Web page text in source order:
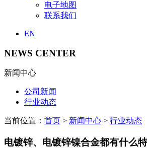
电子地图
联系我们
EN
NEWS CENTER
新闻中心
公司新闻
行业动态
当前位置： 首页 > 新闻中心 > 行业动态
电镀锌、电镀锌镍合金都有什么